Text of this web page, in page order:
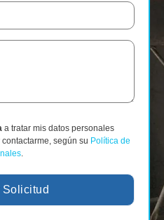
a tratar mis datos personales
según su Política de
Solicitud